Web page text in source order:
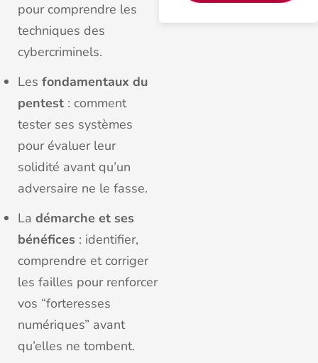
pour comprendre les
techniques des
cybercriminels.
Les fondamentaux du
pentest : comment
tester ses systèmes
pour évaluer leur
solidité avant qu’un
adversaire ne le fasse.
La démarche et ses
bénéfices : identifier,
comprendre et corriger
les failles pour renforcer
vos “forteresses
numériques” avant
qu’elles ne tombent.